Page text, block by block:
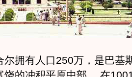
拥有人口250万，是巴基